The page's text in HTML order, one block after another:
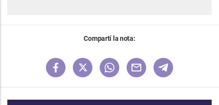
Compartí la nota: